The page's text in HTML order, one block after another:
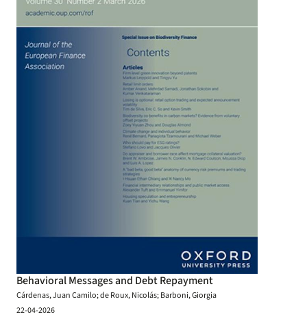
Behavioral Messages and Debt Repayment
Cárdenas, Juan Camilo; de Roux, Nicolás; Barboni, Giorgia
22-04-2026